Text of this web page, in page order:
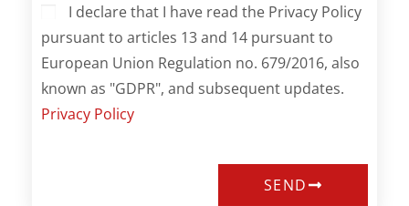
I declare that I have read the Privacy Policy
pursuant to articles 13 and 14 pursuant to
European Union Regulation no. 679/2016, also
known as "GDPR", and subsequent updates.
Privacy Policy
SEND